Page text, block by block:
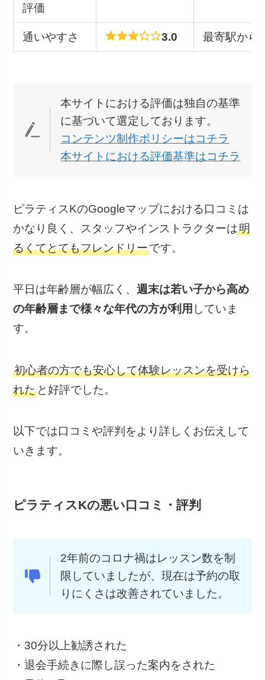
評価
通いやすさ 3.0 最寄駅から
本サイトにおける評価は独自の基準
に基づいて選定しております。
コンテンツ制作ポリシーはコチラ
本サイトにおける評価基準はコチラ
ピラティスKのGoogleマップにおける口コミは
かなり良く、スタッフやインストラクターは明
るくてとてもフレンドリーです。
平日は年齢層が幅広く、週末は若い子から高め
の年齢層まで様々な年代の方が利用 していま
す。
初心者の方でも安心して体験レッスンを受けら
れた と好評でした。
以下では口コミや評判をより詳しくお伝えして
いきます。
ピラティスKの悪い口コミ・評判
2年前のコロナ禍はレッスン数を制
限していましたが、現在は予約の取
りにくさは改善されていました。
・30分以上勧誘された
・退会手続きに際し誤った案内をされた